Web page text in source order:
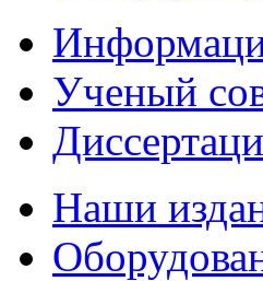
Ученый
Наши